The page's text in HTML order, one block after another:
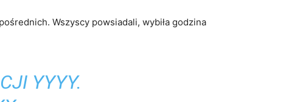
Wszyscy powsiadali, wybiła godzina
YYYY.